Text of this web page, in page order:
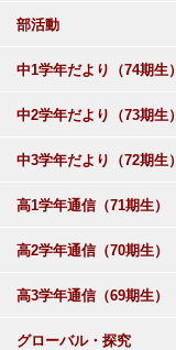
部活動
中1学年だより（74期生）
中2学年だより（73期生）
中3学年だより（72期生）
高1学年通信（71期生）
高2学年通信（70期生）
高3学年通信（69期生）
グローバル・探究